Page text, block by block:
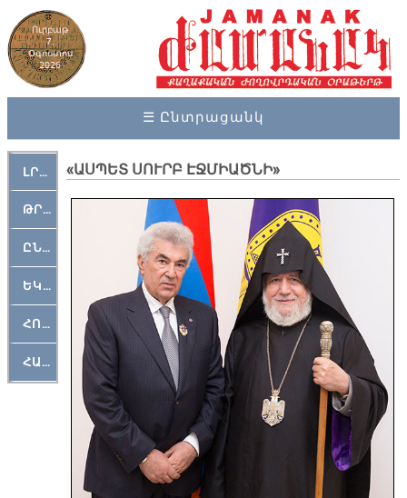
Ուրբաթ
7,
Օգոստոս
2026
☰ Ընտրացանկ
ԼՐԱՀՈՍ
ԹՐՔԱՀԱՅ ԿԵԱՆՔ
ԸՆԿԵՐԱՄՇԱԿՈՒԹԱՅԻՆ
ԵԿԵՂԵՑԱԿԱՆ
ՀՈԳԵՄՏԱՒՈՐ
ՀԱՐԹԱԿ
«ԱՍՊԵՏ ՍՈՒՐԲ ԷՋՄԻԱԾՆԻ»